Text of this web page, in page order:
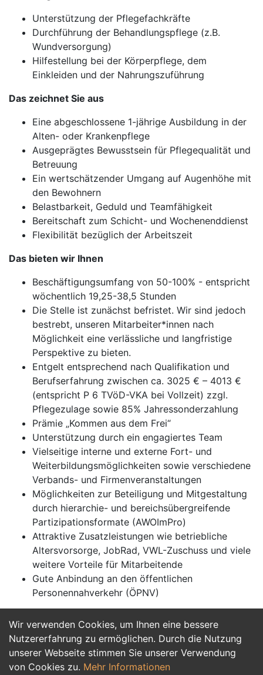
Wir verwenden Cookies, um Ihnen eine bessere
Nutzererfahrung zu ermöglichen. Durch die Nutzung
unserer Webseite stimmen Sie unserer Verwendung
von Cookies zu. Mehr Informationen
Unterstützung der Pflegefachkräfte
Durchführung der Behandlungspflege (z.B.
Wundversorgung)
Hilfestellung bei der Körperpflege, dem
Einkleiden und der Nahrungszuführung
Das zeichnet Sie aus
Eine abgeschlossene 1-jährige Ausbildung in der
Alten- oder Krankenpflege
Ausgeprägtes Bewusstsein für Pflegequalität und
Betreuung
Ein wertschätzender Umgang auf Augenhöhe mit
den Bewohnern
Belastbarkeit, Geduld und Teamfähigkeit
Bereitschaft zum Schicht- und Wochenenddienst
Flexibilität bezüglich der Arbeitszeit
Das bieten wir Ihnen
Beschäftigungsumfang von 50-100% - entspricht
wöchentlich 19,25-38,5 Stunden
Die Stelle ist zunächst befristet. Wir sind jedoch
bestrebt, unseren Mitarbeiter*innen nach
Möglichkeit eine verlässliche und langfristige
Perspektive zu bieten.
Entgelt entsprechend nach Qualifikation und
Berufserfahrung zwischen ca. 3025 € – 4013 €
(entspricht P 6 TVöD-VKA bei Vollzeit) zzgl.
Pflegezulage sowie 85% Jahressonderzahlung
Prämie „Kommen aus dem Frei“
Unterstützung durch ein engagiertes Team
Vielseitige interne und externe Fort- und
Weiterbildungsmöglichkeiten sowie verschiedene
Verbands- und Firmenveranstaltungen
Möglichkeiten zur Beteiligung und Mitgestaltung
durch hierarchie- und bereichsübergreifende
Partizipationsformate (AWOImPro)
Attraktive Zusatzleistungen wie betriebliche
Altersvorsorge, JobRad, VWL-Zuschuss und viele
weitere Vorteile für Mitarbeitende
Gute Anbindung an den öffentlichen
Personennahverkehr (ÖPNV)
Jetzt Bewerben